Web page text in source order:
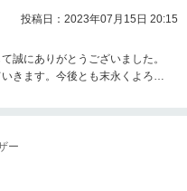
投稿日：2023年07月15日 20:15
誠にありがとうございました。
きます。今後とも末永くよろし
ー